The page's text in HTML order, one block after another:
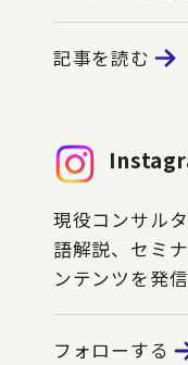
記事を読む
現役コンサル
語解説、セミ
ンテンツを発信
フォローする